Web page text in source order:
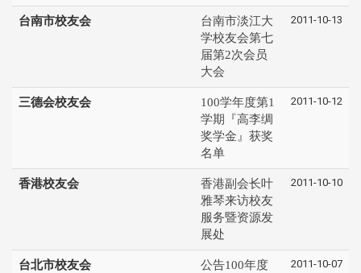
台南市校友会
台南市淡江大
学校友会第七
届第2次会员
大会
2011-10-13
三德会校友会
100学年度第1
学期『高李绸
奖学金』获奖
名单
2011-10-12
香港校友会
香港副会长叶
雅琴来访校友
服务暨资源发
展处
2011-10-10
台北市校友会
公告100年度
2011-10-07